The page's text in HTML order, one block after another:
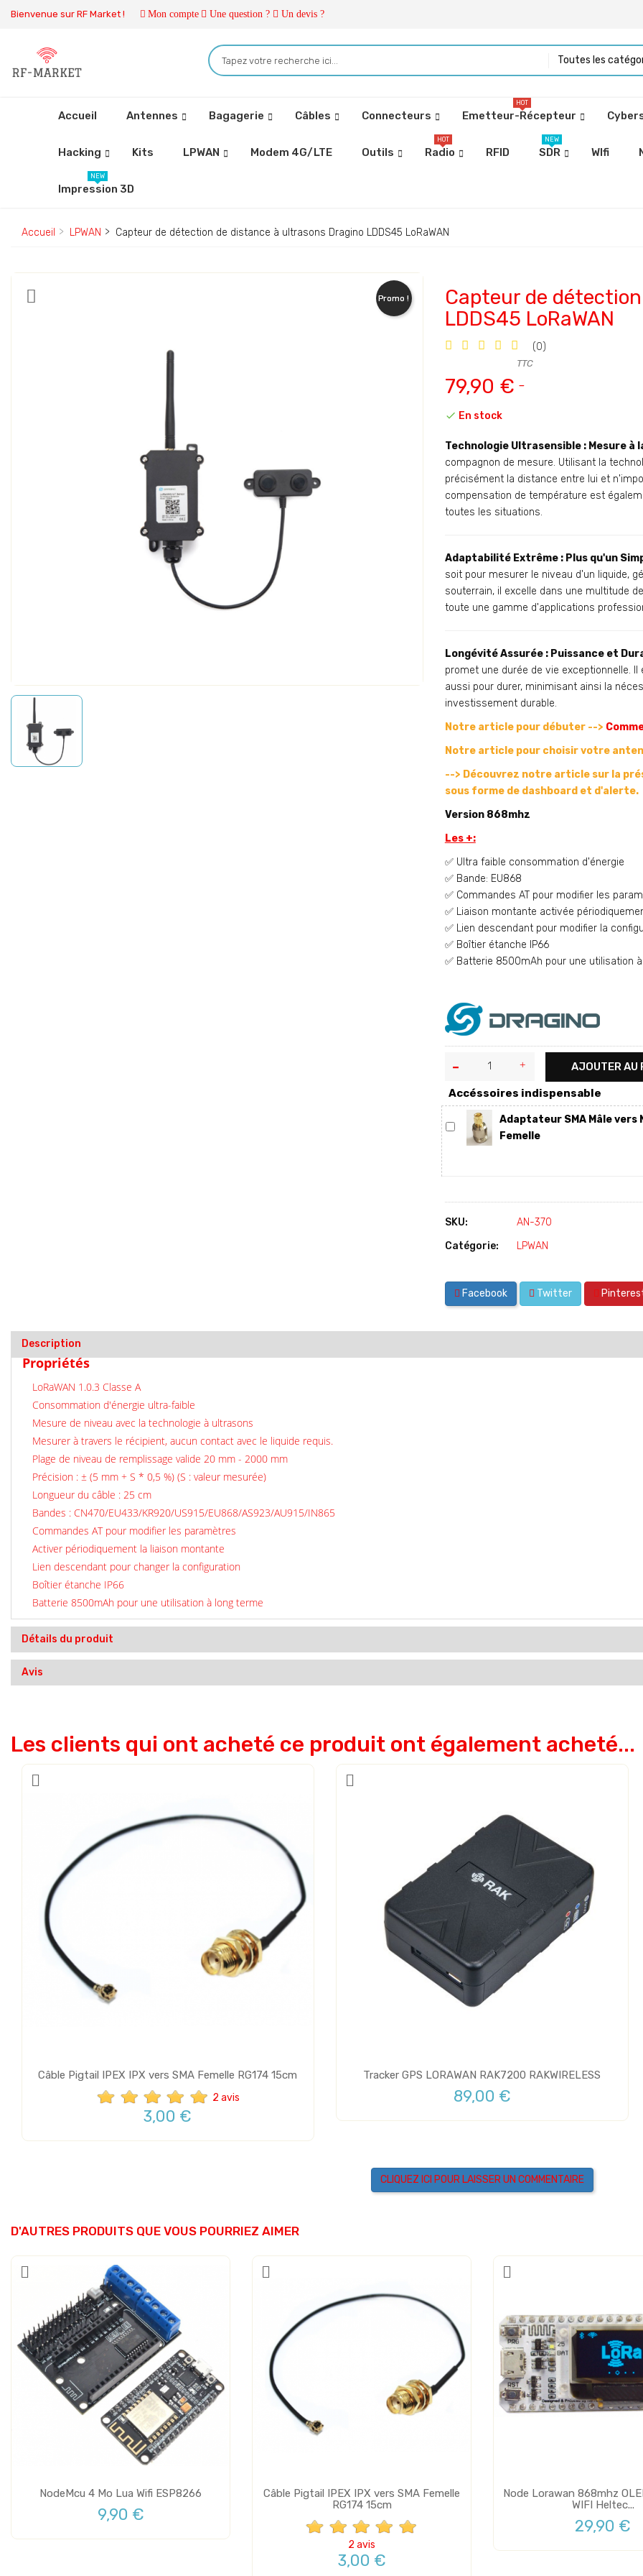
Bienvenue sur RF Market ! Mon compte Une question ? Un devis ?
Toutes les
Accueil Antennes Bagagerie Câbles Connecteurs Emetteur-Récepteur
HOT
Hacking Kits LPWAN Modem 4G/LTE Outils Radio
HOT
RFID SDR
NEW
WIfi
Impression 3D
NEW
Accueil LPWAN Capteur de détection de distance à ultrasons Dragino LDDS45 LoRaWAN
Promo !
Capteur de
LDDS45 LoRaWAN
(0)
79,90 €
TTC
 En stock
Technologie Ultrasensible : Mesure à
compagnon de mesure. Utilisant la
précisément la distance entre lui et
compensation de température est
toutes les situations.
Adaptabilité Extrême : Plus qu'un
soit pour mesurer le niveau d'un liquide,
souterrain, il excelle dans une multitude
toute une gamme d'applications
Longévité Assurée : Puissance et
promet une durée de vie exceptionnelle.
aussi pour durer, minimisant ainsi la
investissement durable.
Notre article pour débuter -->
Notre article pour choisir votre
--> Découvrez notre article sur l a
sous forme de dashboard et d'alerte.
Version 868mhz
Les +:
✅ Ultra faible consommation d'énergie
✅ Bande: EU868
✅ Commandes AT pour modifier les
✅ Liaison montante activée
✅ Lien descendant pour modifier la
✅ Boîtier étanche IP66
✅ Batterie 8500mAh pour une utilisation
AJOUTER AU
Accéssoires indispensable
Adaptateur SMA Mâle vers
Femelle
SKU:
AN-370
Catégorie:
LPWAN
Facebook Twitter
Description
Propriétés
LoRaWAN 1.0.3 Classe A
Consommation d'énergie ultra-faible
Mesure de niveau avec la technologie à ultrasons
Mesurer à travers le récipient, aucun contact avec le liquide requis.
Plage de niveau de remplissage valide 20 mm - 2000 mm
Précision : ± (5 mm + S * 0,5 %) (S : valeur mesurée)
Longueur du câble : 25 cm
Bandes : CN470/EU433/KR920/US915/EU868/AS923/AU915/IN865
Commandes AT pour modifier les paramètres
Activer périodiquement la liaison montante
Lien descendant pour changer la configuration
Boîtier étanche IP66
Batterie 8500mAh pour une utilisation à long terme
Détails du produit
Avis
Les clients qui ont acheté ce produit ont également acheté...
Câble Pigtail IPEX IPX vers SMA Femelle RG174 15cm
2 avis
3,00 €
Tracker GPS LORAWAN RAK7200 RAKWIRELESS
89,00 €
CLIQUEZ ICI POUR LAISSER UN COMMENTAIRE
D'AUTRES PRODUITS QUE VOUS POURRIEZ AIMER
NodeMcu 4 Mo Lua Wifi ESP8266
9,90 €
Câble Pigtail IPEX IPX vers SMA Femelle
RG174 15cm
2 avis
3,00 €
Node Lorawan 868mhz
WIFI Heltec...
29,90 €